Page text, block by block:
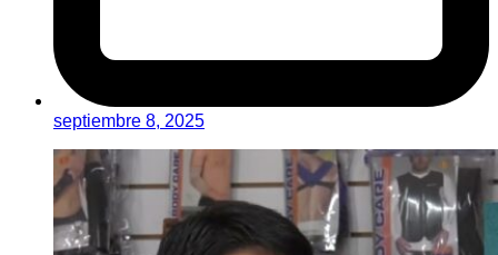
septiembre 8, 2025